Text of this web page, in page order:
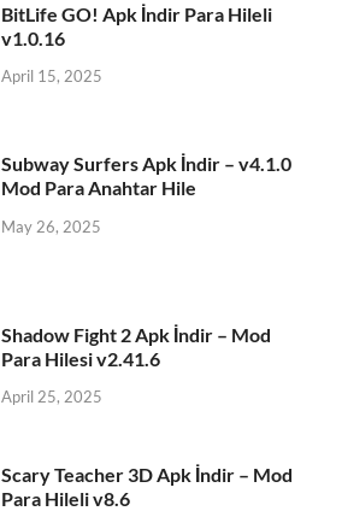
BitLife GO! Apk İndir Para Hileli
v1.0.16
April 15, 2025
Subway Surfers Apk İndir – v4.1.0
Mod Para Anahtar Hile
May 26, 2025
Shadow Fight 2 Apk İndir – Mod
Para Hilesi v2.41.6
April 25, 2025
Scary Teacher 3D Apk İndir – Mod
Para Hileli v8.6